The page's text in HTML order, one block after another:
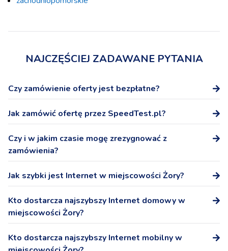
NAJCZĘŚCIEJ ZADAWANE PYTANIA
Czy zamówienie oferty jest bezpłatne?
Tak, zamówienie oferty na stronie SpeedTest.pl nie wiąże
się z żadnymi dodatkowymi kosztami.
Jak zamówić ofertę przez SpeedTest.pl?
Po wybraniu oferty podaj numer telefonu, a przedstawicel
Operatora skontaktuje się z Tobą niezwłocznie w celu
potwierdzenia warunków oferty i podpisania umowy.
Czy i w jakim czasie mogę zrezygnować z
zamówienia?
W ciągu 14 dni możesz odstąpić od podpisanej na
odległość umowy bez podania przyczyny.
Jak szybki jest Internet w miejscowości Żory?
Internet domowy - pobieranie: 247,3 Mb/s, wysyłanie:
104,2 Mb/s
Internet mobilny - pobieranie: 158,0 Mb/s, wysyłanie:
22,2 Mb/s
Kto dostarcza najszybszy Internet domowy w
miejscowości Żory?
Najszybszym dostawcą Internetu domowego
(stacjonarnego) w miejscowości Żory jest Netia.
Kto dostarcza najszybszy Internet mobilny w